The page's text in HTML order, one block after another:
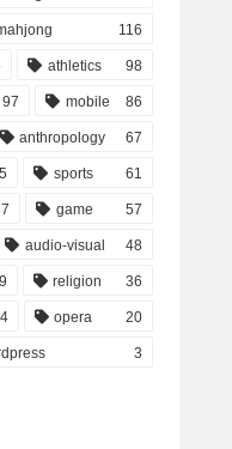
116
athletics 98
97 mobile 86
anthropology 67
sports 61
game 57
audio-visual 48
religion 36
opera 20
3